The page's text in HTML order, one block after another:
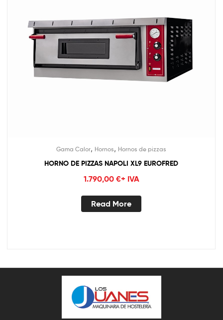
Gama Calor, Hornos, Hornos de pizzas
HORNO DE PIZZAS NAPOLI XL9 EUROFRED
1.790,00 €+ IVA
Read More